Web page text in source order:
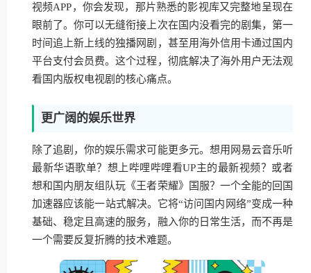
视频APP，你会发现，那片熟悉的影视库又完整地呈现在
眼前了。你可以无缝衔接上次在国内没看完的剧集，第一
时间追上新上线的独播网剧，甚至用海外信用卡通过国内
平台支付会员费。这个过程，彻底解决了海外用户无法观
看国内版权电视剧的核心痛点。
更广阔的娱乐世界
除了追剧，你的娱乐需求可能更多元。想用网易云音乐听
最新华语歌单？想上哔哩哔哩看UP主的最新视频？或者
想和国内朋友组队玩《王者荣耀》国服？一个全能的回国
加速器应该能一站式解决。它将“访问国内网络”变成一种
基础、稳定且高速的服务，融入你的日常生活，而不再是
一个需要反复折腾的技术难题。